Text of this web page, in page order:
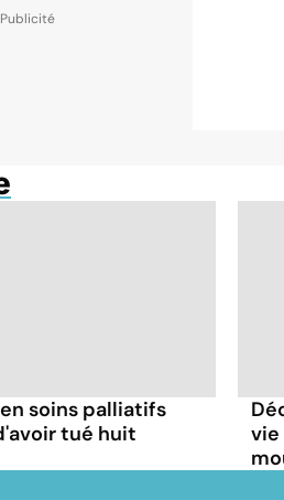
soins palliatifs
tué huit
vie